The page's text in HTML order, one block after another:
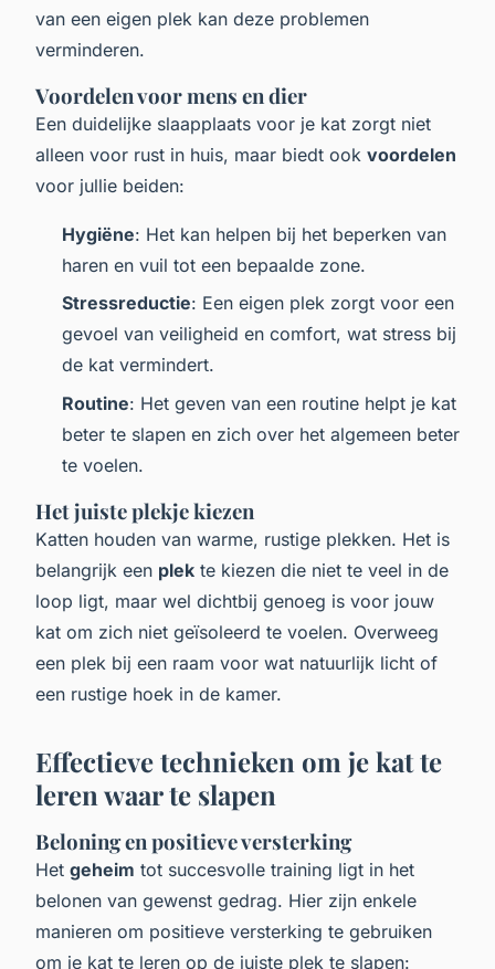
van een eigen plek kan deze problemen
verminderen.
Voordelen voor mens en dier
Een duidelijke slaapplaats voor je kat zorgt niet
alleen voor rust in huis, maar biedt ook voordelen
voor jullie beiden:
Hygiëne: Het kan helpen bij het beperken van
haren en vuil tot een bepaalde zone.
Stressreductie: Een eigen plek zorgt voor een
gevoel van veiligheid en comfort, wat stress bij
de kat vermindert.
Routine: Het geven van een routine helpt je kat
beter te slapen en zich over het algemeen beter
te voelen.
Het juiste plekje kiezen
Katten houden van warme, rustige plekken. Het is
belangrijk een plek te kiezen die niet te veel in de
loop ligt, maar wel dichtbij genoeg is voor jouw
kat om zich niet geïsoleerd te voelen. Overweeg
een plek bij een raam voor wat natuurlijk licht of
een rustige hoek in de kamer.
Effectieve technieken om je kat te
leren waar te slapen
Beloning en positieve versterking
Het geheim tot succesvolle training ligt in het
belonen van gewenst gedrag. Hier zijn enkele
manieren om positieve versterking te gebruiken
om je kat te leren op de juiste plek te slapen: